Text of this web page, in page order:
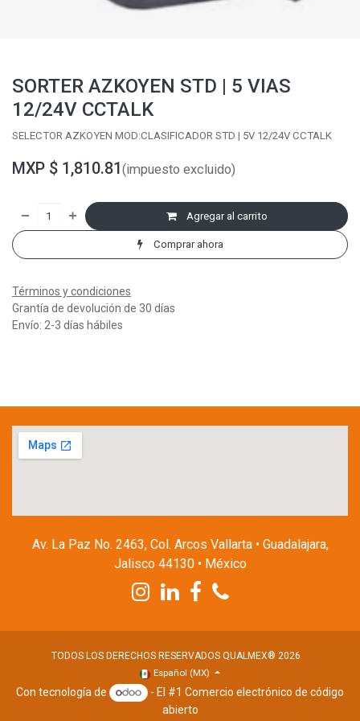
SORTER AZKOYEN STD | 5 VIAS
12/24V CCTALK
SELECTOR AZKOYEN MOD:CLASIFICADOR STD | 5V 12/24V CCTALK
MXP $ 1,810.81 (impuesto excluido)
Agregar al carrito
Comprar ahora
Términos y condiciones
Grantía de devolución de 30 días
Envío: 2-3 días hábiles
Av. La Paz No. 2463, Col. Arcos Vallarta • Guadalajara,
Jalisco 44130 • México
TODOS LOS DERECHOS RESERVADOS QUALMEX® 2026
Español (MX)
Con tecnología de - El #1Comercio electrónico de código
abierto